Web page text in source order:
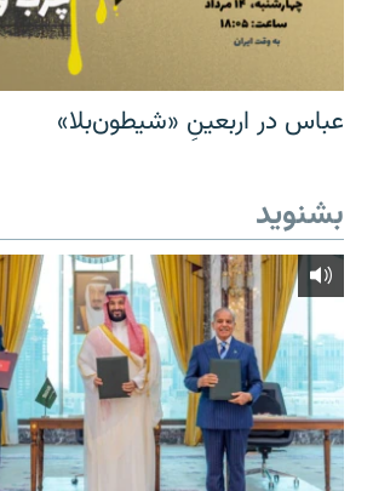
عباس در اربعینِ «شیطون‌بلا»
بشنوید